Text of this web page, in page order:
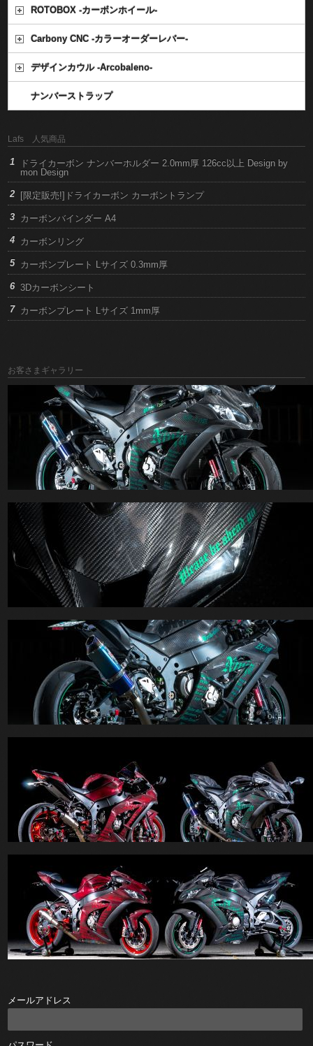
ROTOBOX -カーボンホイール-
Carbony CNC -カラーオーダーレバー-
デザインカウル -Arcobaleno-
ナンバーストラップ
Lafs 人気商品
ドライカーボン ナンバーホルダー 2.0mm厚 126cc以上 Design by
mon Design
[限定販売!]ドライカーボン カーボントランプ
カーボンバインダー A4
カーボンリング
カーボンプレート Lサイズ 0.3mm厚
3Dカーボンシート
カーボンプレート Lサイズ 1mm厚
お客さまギャラリー
メールアドレス